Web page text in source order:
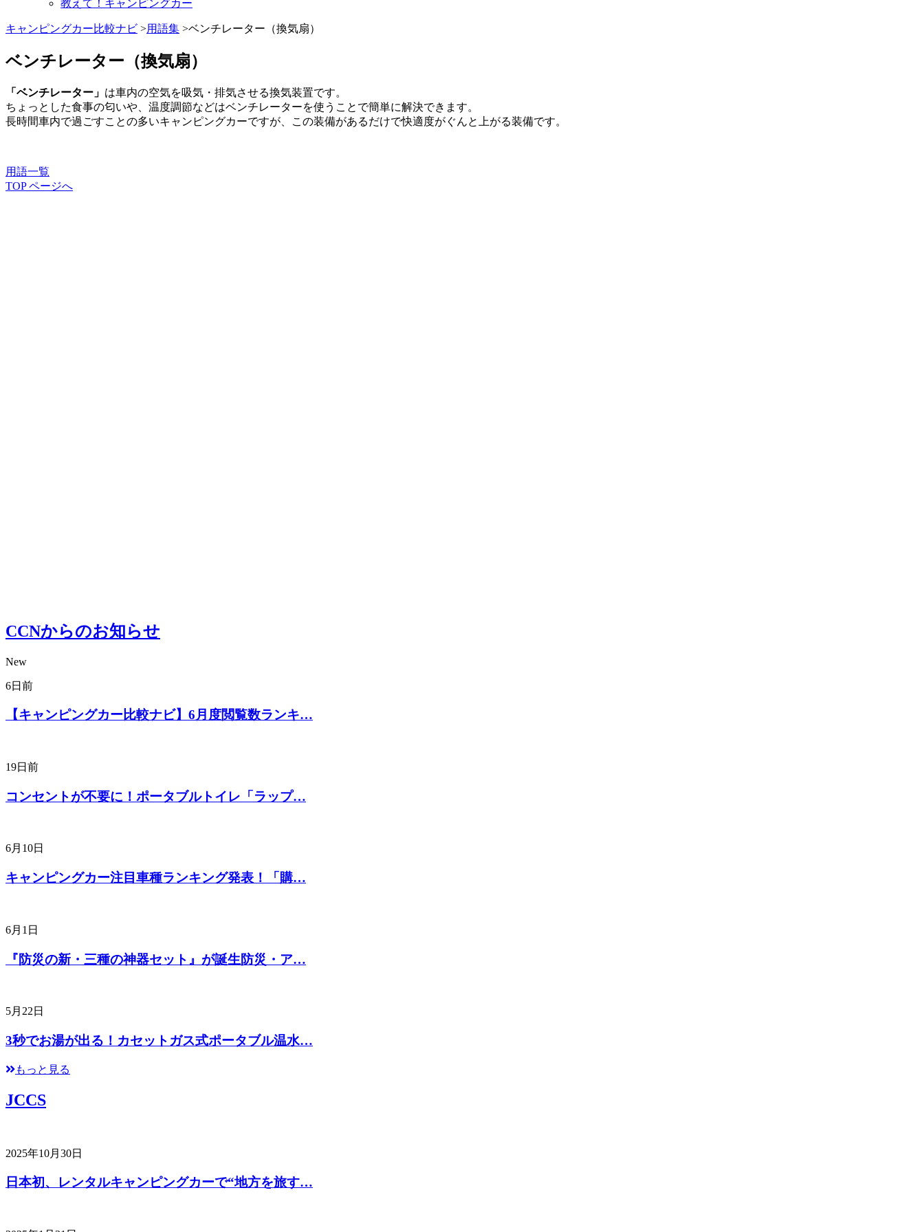
教えて！キャンピングカー
キャンピングカー比較ナビ >用語集 >ベンチレーター（換気扇）
ベンチレーター（換気扇）
「ベンチレーター」 は車内の空気を吸気・排気させる換気装置です。
ちょっとした食事の匂いや、温度調節などはベンチレーターを使うことで簡単に解決できます。
長時間車内で過ごすことの多いキャンピングカーですが、この装備があるだけで快適度がぐんと上がる装備です。
用語一覧
TOP ページへ
CCNからのお知らせ
New
6日前
【キャンピングカー比較ナビ】6月度閲覧数ランキ…
19日前
コンセントが不要に！ポータブルトイレ「ラップ…
6月10日
キャンピングカー注目車種ランキング発表！「購…
6月1日
『防災の新・三種の神器セット』が誕生防災・ア…
5月22日
3秒でお湯が出る！カセットガス式ポータブル温水…
もっと見る
JCCS
2025年10月30日
日本初、レンタルキャンピングカーで“地方を旅す…